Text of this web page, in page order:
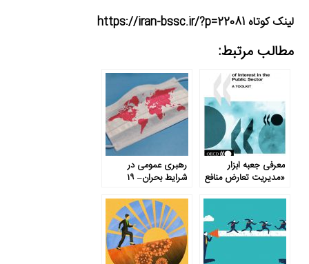
لینک کوتاه https://iran-bssc.ir/?p=22081
مطالب مرتبط:
معرفی جعبه ابزار
«مدیریت تعارض منافع
رهبری عمومی در
شرایط بحران– ۱۹